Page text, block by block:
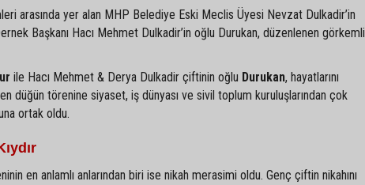
arasında yer alan MHP Belediye Eski Meclis Üyesi Nevzat Dulkadir’in
Başkanı Hacı Mehmet Dulkadir’in oğlu Durukan, düzenlenen görkemli
ile Hacı Mehmet & Derya Dulkadir çiftinin oğlu Durukan, hayatlarını
düğün törenine siyaset, iş dünyası ve sivil toplum kuruluşlarından çok
ortak oldu.
en anlamlı anlarından biri ise nikah merasimi oldu. Genç çiftin nikahını